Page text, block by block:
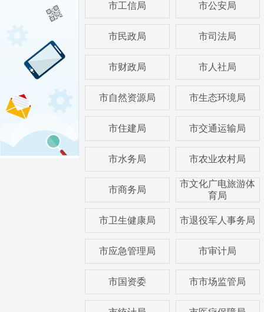
市工信局 市公安局
市民政局 市司法局
市财政局 市人社局
市自然资源局 市生态环境局
市住建局 市交通运输局
市水务局 市农业农村局
市商务局
市文化广电旅游体
育局
市卫生健康局 市退役军人事务局
市应急管理局 市审计局
市国资委 市市场监管局